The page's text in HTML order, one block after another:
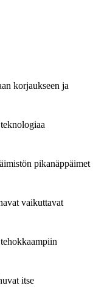
korjaukseen ja
pikanäppäimet
vaikuttavat
itse